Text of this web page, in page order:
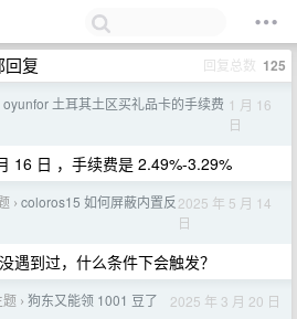
回复 回复总数 125
oyunfor 土耳其土区买礼品卡的手续费 1 月 16
日
16 日 ，手续费是 2.49%-3.29%
› coloros15 如何屏蔽内置反 2025 年 5 月 14
日
遇到过，什么条件下会触发？
题 › 狗东又能领 1001 豆了 2025 年 3 月 20 日